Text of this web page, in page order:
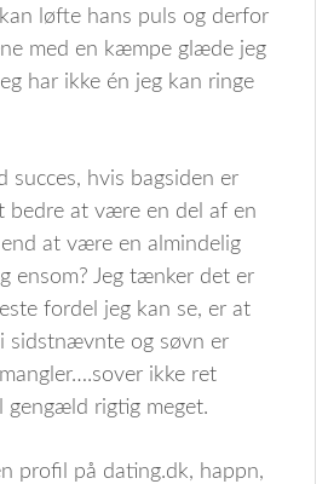
løfte hans puls og derfor
med en kæmpe glæde jeg
har ikke én jeg kan ringe
succes, hvis bagsiden er
bedre at være en del af en
at være en almindelig
ensom? Jeg tænker det er
fordel jeg kan se, er at
sidstnævnte og søvn er
ikke ret
gengæld rigtig meget.
profil på dating.dk, happn,